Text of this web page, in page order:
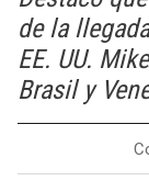
de la
EE. UU.
Brasil y